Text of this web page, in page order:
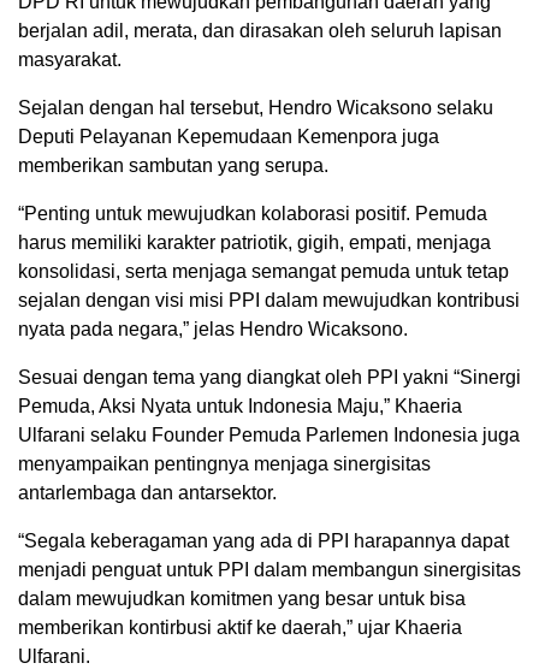
berjalan adil, merata, dan dirasakan oleh seluruh lapisan
masyarakat.
Sejalan dengan hal tersebut, Hendro Wicaksono selaku
Deputi Pelayanan Kepemudaan Kemenpora juga
memberikan sambutan yang serupa.
“Penting untuk mewujudkan kolaborasi positif. Pemuda
harus memiliki karakter patriotik, gigih, empati, menjaga
konsolidasi, serta menjaga semangat pemuda untuk tetap
sejalan dengan visi misi PPI dalam mewujudkan kontribusi
nyata pada negara,” jelas Hendro Wicaksono.
Sesuai dengan tema yang diangkat oleh PPI yakni “Sinergi
Pemuda, Aksi Nyata untuk Indonesia Maju,” Khaeria
Ulfarani selaku Founder Pemuda Parlemen Indonesia juga
menyampaikan pentingnya menjaga sinergisitas
antarlembaga dan antarsektor.
“Segala keberagaman yang ada di PPI harapannya dapat
menjadi penguat untuk PPI dalam membangun sinergisitas
dalam mewujudkan komitmen yang besar untuk bisa
memberikan kontirbusi aktif ke daerah,” ujar Khaeria
Ulfarani.